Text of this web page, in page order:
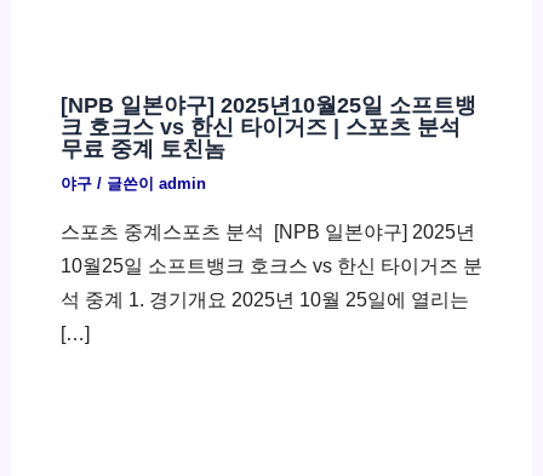
[NPB 일본야구] 2025년10월25일 소프트뱅
크 호크스 vs 한신 타이거즈 | 스포츠 분석
무료 중계 토친놈
야구/ 글쓴이 admin
스포츠 중계스포츠 분석 ​ [NPB 일본야구] 2025년
10월25일 소프트뱅크 호크스 vs 한신 타이거즈 분
석 중계 1. 경기개요 2025년 10월 25일에 열리는
[…]